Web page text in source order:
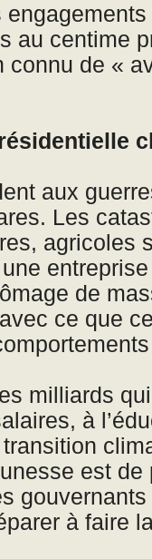
au centime
connu de «
aux
Les
agricoles
de
ce que
milliards
à
est
à faire